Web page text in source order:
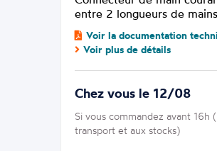
entre 2 longueurs de
Voir la documentation
Voir plus de détails
Chez vous le 12/08
Si vous commandez avant 16h
transport et aux stocks)